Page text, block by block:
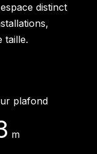
distinct
taille.
plafond
m